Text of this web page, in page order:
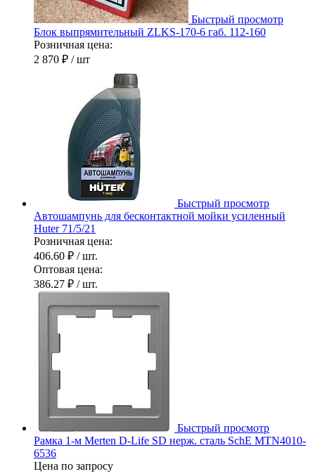
Быстрый просмотр
Блок выпрямительный ZLKS-170-6 габ. 112-160
Розничная цена:
2 870 ₽ / шт
Быстрый просмотр
Автошампунь для бесконтактной мойки усиленный
Huter 71/5/21
Розничная цена:
406.60 ₽ / шт.
Оптовая цена:
386.27 ₽ / шт.
Быстрый просмотр
Рамка 1-м Merten D-Life SD нерж. сталь SchE MTN4010-
6536
Цена по запросу